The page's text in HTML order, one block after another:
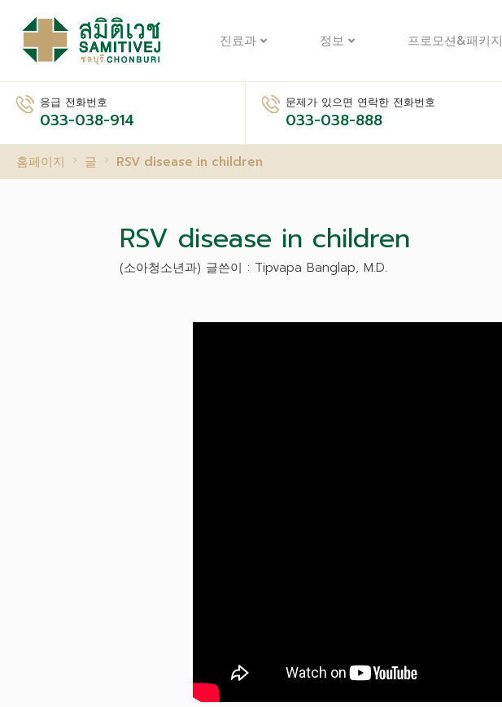
진료과 정보 프로모션&패키지
응급 전화번호
033-038-914
문제가 있으면 연락한 전화번호
033-038-888
홈페이지 글 RSV disease in children
RSV disease in children
(소아청소년과) 글쓴이 : Tipvapa Banglap, M.D.